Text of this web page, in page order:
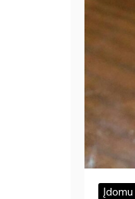
Įdomu